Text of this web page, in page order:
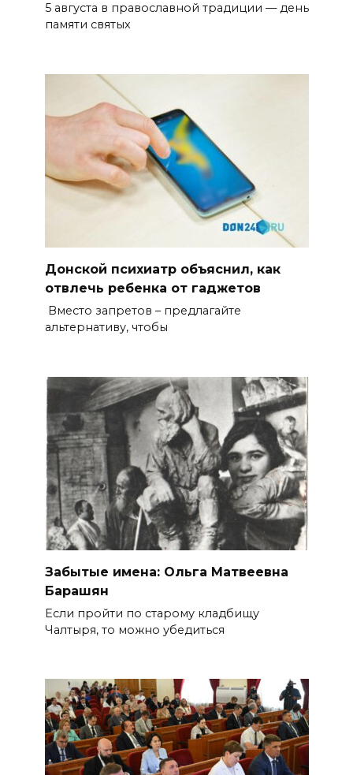
5 августа в православной традиции — день
памяти святых
Донской психиатр объяснил, как
отвлечь ребенка от гаджетов
Вместо запретов – предлагайте
альтернативу, чтобы
Забытые имена: Ольга Матвеевна
Барашян
Если пройти по старому кладбищу
Чалтыря, то можно убедиться